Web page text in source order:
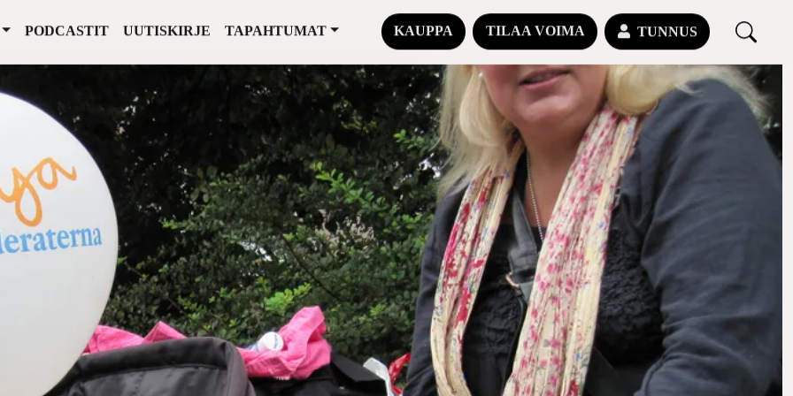
PODCASTIT UUTISKIRJE TAPAHTUMAT KAUPPA TILAA VOIMA TUNNUS